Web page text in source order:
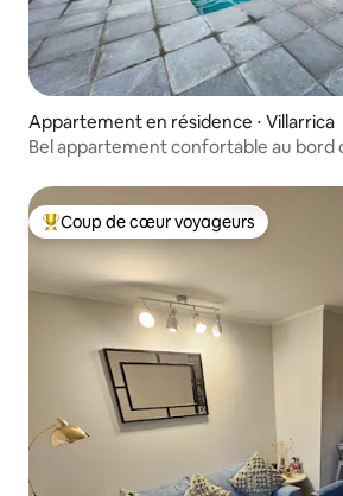
Appartement en résidence ⋅ Villarrica
Bel appartement confortable au bord
Coups de cœur voyageurs les plus
Coup de cœur voyageurs